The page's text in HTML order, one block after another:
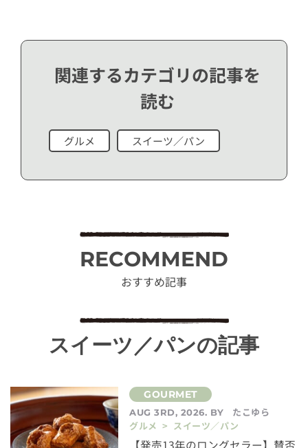
関連するカテゴリの記事を
読む
グルメ スイーツ／パン
RECOMMEND
おすすめ記事
スイーツ／パンの記事
AUG 3RD, 2026. BY
たこゆら
グルメ > スイーツ／パン
【発売13年のロングセラー】賛否